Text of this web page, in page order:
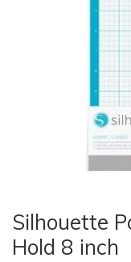
Silhouette
Hold 8 inch